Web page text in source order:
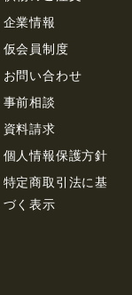
企業情報
仮会員制度
お問い合わせ
事前相談
資料請求
個⼈情報保護⽅針
特定商取引法に基
づく表⽰